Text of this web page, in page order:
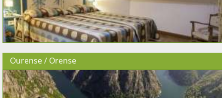
Ourense / Orense